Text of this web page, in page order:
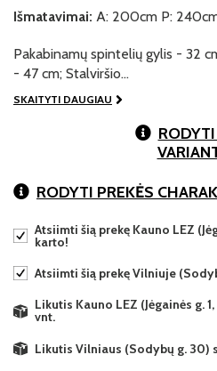
Išmatavimai: A: 200cm P:
Pakabinamų spintelių gylis - 32
- 47 cm; Stalviršio…
SKAITYTI DAUGIAU
RODYTI PREKĖS
Atsiimti šią prekę Kauno LEZ
karto!
Atsiimti šią prekę Vilniuje
Likutis Kauno LEZ (Jėgainės g.
vnt.
Likutis Vilniaus (Sodybų g. 30)